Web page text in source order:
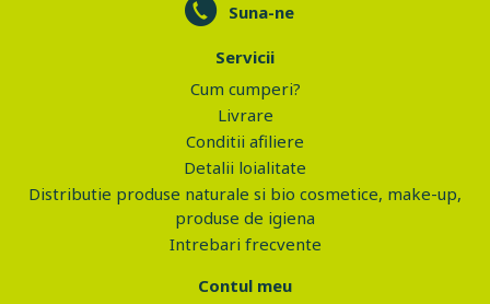
Suna-ne
Servicii
Cum cumperi?
Livrare
Conditii afiliere
Detalii loialitate
Distributie produse naturale si bio cosmetice, make-up,
produse de igiena
Intrebari frecvente
Contul meu